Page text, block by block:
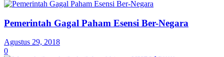
Pemerintah Gagal Paham Esensi Ber-Negara
Agustus 29, 2018
0